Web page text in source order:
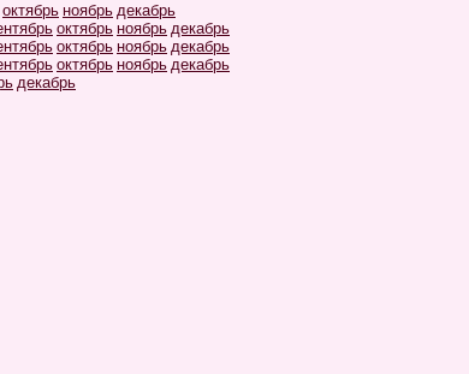
октябрь ноябрь декабрь
октябрь ноябрь декабрь
октябрь ноябрь декабрь
октябрь ноябрь декабрь
декабрь